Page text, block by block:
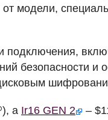
от модели,
подключения,
безопасности и
а Ir16 GEN 2
–